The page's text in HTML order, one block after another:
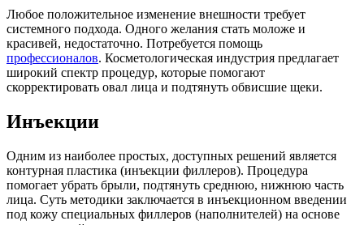
Любое положительное изменение внешности требует
системного подхода. Одного желания стать моложе и
красивей, недостаточно. Потребуется помощь
профессионалов. Косметологическая индустрия предлагает
широкий спектр процедур, которые помогают
скорректировать овал лица и подтянуть обвисшие щеки.
Инъекции
Одним из наиболее простых, доступных решений является
контурная пластика (инъекции филлеров). Процедура
помогает убрать брыли, подтянуть среднюю, нижнюю часть
лица. Суть методики заключается в инъекционном введении
под кожу специальных филлеров (наполнителей) на основе